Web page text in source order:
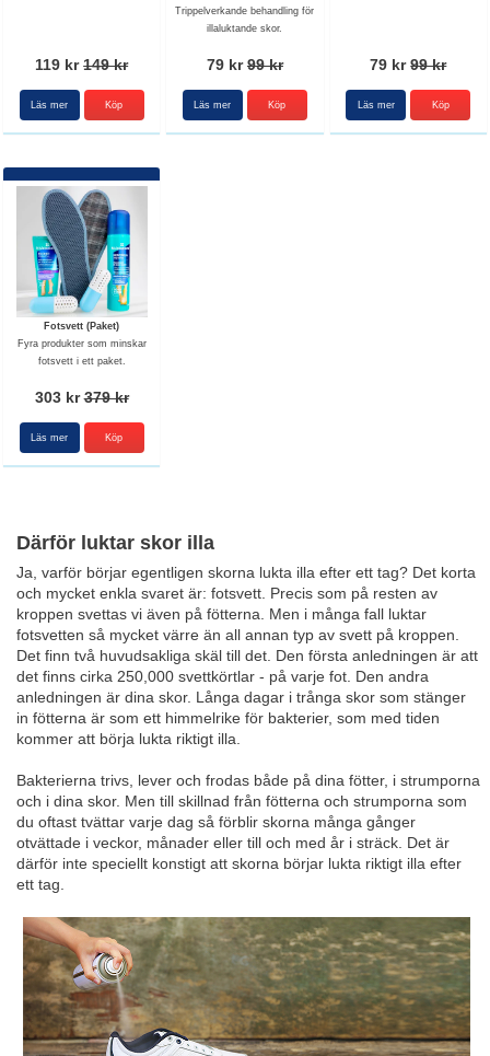
119 kr149 kr
Läs mer
Trippelverkande behandling för
illaluktande skor.
79 kr99 kr
Läs mer
79 kr99 kr
Läs mer
Fotsvett (Paket)
Fyra produkter som minskar
fotsvett i ett paket.
303 kr379 kr
Läs mer Köp
Därför luktar skor illa
Ja, varför börjar egentligen skorna lukta illa efter ett tag? Det korta
och mycket enkla svaret är: fotsvett. Precis som på resten av
kroppen svettas vi även på fötterna. Men i många fall luktar
fotsvetten så mycket värre än all annan typ av svett på kroppen.
Det finn två huvudsakliga skäl till det. Den första anledningen är att
det finns cirka 250,000 svettkörtlar - på varje fot. Den andra
anledningen är dina skor. Långa dagar i trånga skor som stänger
in fötterna är som ett himmelrike för bakterier, som med tiden
kommer att börja lukta riktigt illa.
Bakterierna trivs, lever och frodas både på dina fötter, i strumporna
och i dina skor. Men till skillnad från fötterna och strumporna som
du oftast tvättar varje dag så förblir skorna många gånger
otvättade i veckor, månader eller till och med år i sträck. Det är
därför inte speciellt konstigt att skorna börjar lukta riktigt illa efter
ett tag.